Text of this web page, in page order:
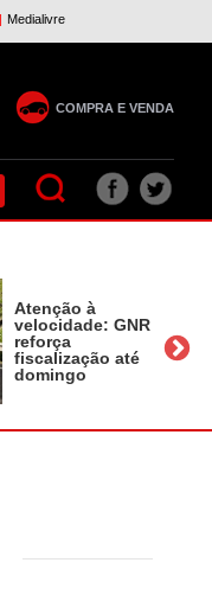
COMPRA E VENDA
Atenção à
velocidade: GNR
reforça
fiscalização até
domingo